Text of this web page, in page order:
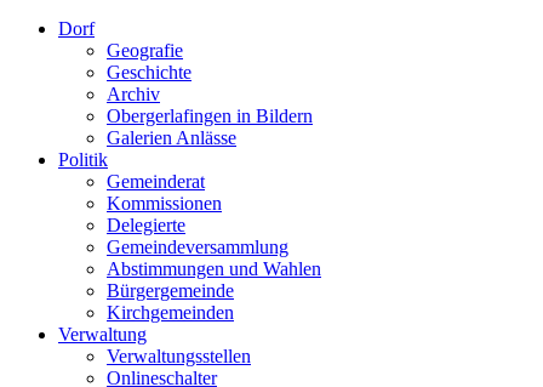
Dorf
Geografie
Geschichte
Archiv
Obergerlafingen in Bildern
Galerien Anlässe
Politik
Gemeinderat
Kommissionen
Delegierte
Gemeindeversammlung
Abstimmungen und Wahlen
Bürgergemeinde
Kirchgemeinden
Verwaltung
Verwaltungsstellen
Onlineschalter